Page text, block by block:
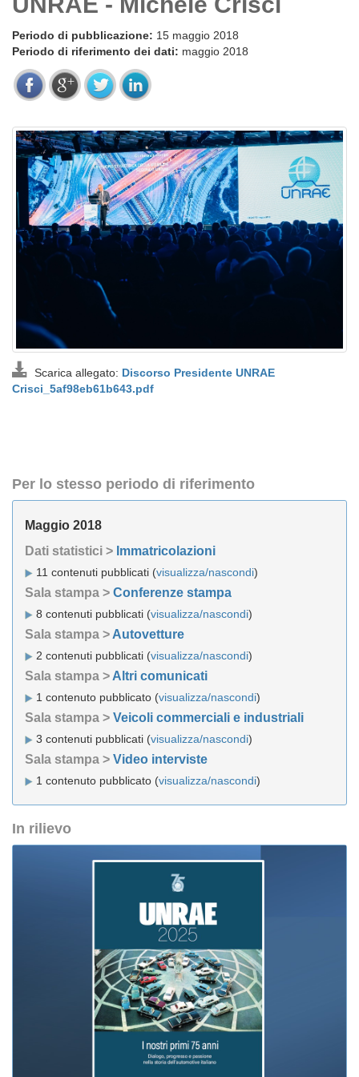
Periodo di pubblicazione: 15 maggio 2018
Periodo di riferimento dei dati: maggio 2018
Scarica allegato: Discorso Presidente UNRAE
Crisci_5af98eb61b643.pdf
Per lo stesso periodo di riferimento
Maggio 2018
Dati statistici > Immatricolazioni
11 contenuti pubblicati (visualizza/nascondi)
Sala stampa > Conferenze stampa
8 contenuti pubblicati (visualizza/nascondi)
Sala stampa > Autovetture
2 contenuti pubblicati (visualizza/nascondi)
Sala stampa > Altri comunicati
1 contenuto pubblicato (visualizza/nascondi)
Sala stampa > Veicoli commerciali e industriali
3 contenuti pubblicati (visualizza/nascondi)
Sala stampa > Video interviste
1 contenuto pubblicato (visualizza/nascondi)
In rilievo